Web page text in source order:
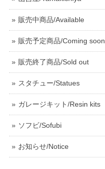
販売中商品/Available
販売予定商品/Coming soon
販売終了商品/Sold out
スタチュー/Statues
ガレージキット/Resin kits
ソフビ/Sofubi
お知らせ/Notice